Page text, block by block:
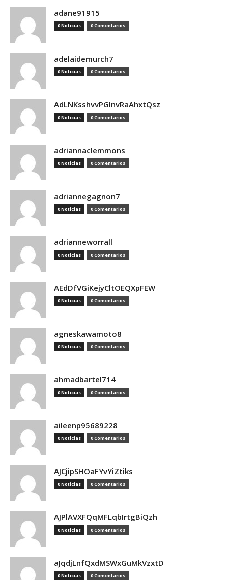
adane91915
0 Noticias 0 Comentarios
adelaidemurch7
0 Noticias 0 Comentarios
AdLNKsshvvPGInvRaAhxtQsz
0 Noticias 0 Comentarios
adriannaclemmons
0 Noticias 0 Comentarios
adriannegagnon7
0 Noticias 0 Comentarios
adrianneworrall
0 Noticias 0 Comentarios
AEdDfVGiKejyCltOEQXpFEW
0 Noticias 0 Comentarios
agneskawamoto8
0 Noticias 0 Comentarios
ahmadbartel714
0 Noticias 0 Comentarios
aileenp95689228
0 Noticias 0 Comentarios
AJCjipSHOaFYvYiZtiks
0 Noticias 0 Comentarios
AJPlAVXFQqMFLqbIrtgBiQzh
0 Noticias 0 Comentarios
aJqdjLnfQxdMSWxGuMkVzxtD
0 Noticias 0 Comentarios